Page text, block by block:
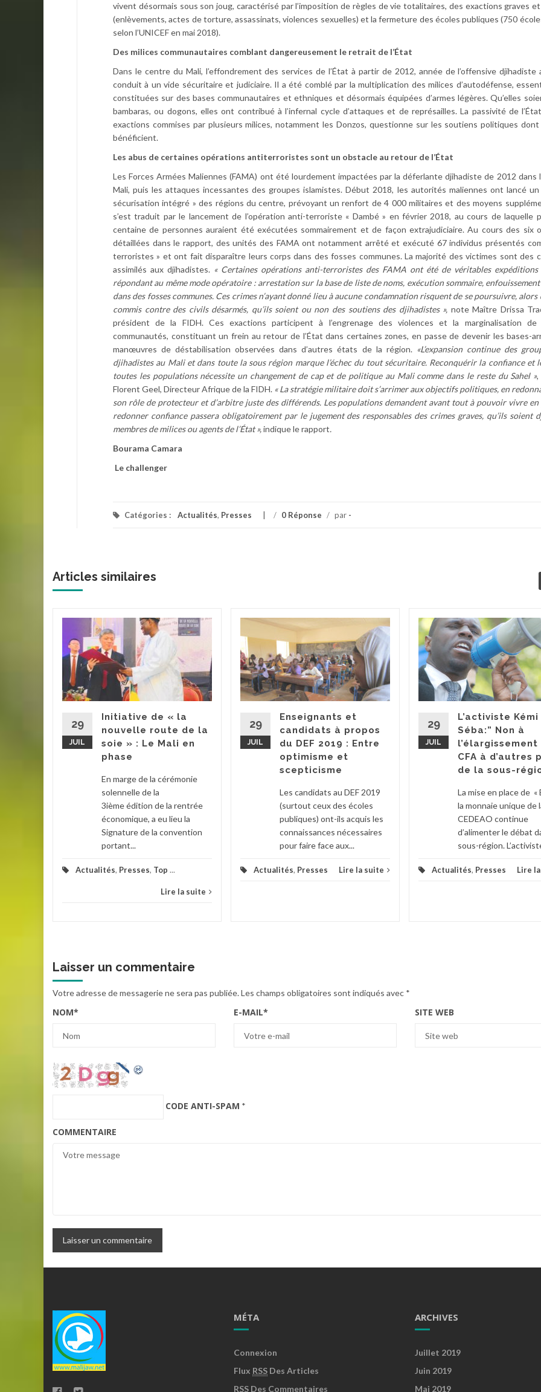
vivent désormais sous son joug, caractérisé par l’imposition de règles de vie totalitaires, des exactions graves
(enlèvements, actes de torture, assassinats, violences sexuelles) et la fermeture des écoles publiques (750
selon l’UNICEF en mai 2018).
Des milices communautaires comblant dangereusement le retrait de l’État
Dans le centre du Mali, l’effondrement des services de l’État à partir de 2012, année de l’offensive djihadiste
conduit à un vide sécuritaire et judiciaire. Il a été comblé par la multiplication des milices d’autodéfense,
constituées sur des bases communautaires et ethniques et désormais équipées d’armes légères. Qu’elles
bambaras, ou dogons, elles ont contribué à l’infernal cycle d’attaques et de représailles. La passivité de
exactions commises par plusieurs milices, notamment les Donzos, questionne sur les soutiens politiques
bénéficient.
Les abus de certaines opérations antiterroristes sont un obstacle au retour de l’État
Les Forces Armées Maliennes (FAMA) ont été lourdement impactées par la déferlante djihadiste de 2012 dans
Mali, puis les attaques incessantes des groupes islamistes. Début 2018, les autorités maliennes ont lancé un
sécurisation intégré » des régions du centre, prévoyant un renfort de 4 000 militaires et des moyens
s’est traduit par le lancement de l’opération anti-terroriste « Dambé » en février 2018, au cours de laquelle
centaine de personnes auraient été exécutées sommairement et de façon extrajudiciaire. Au cours des six
détaillées dans le rapport, des unités des FAMA ont notamment arrêté et exécuté 67 individus présentés
terroristes » et ont fait disparaître leurs corps dans des fosses communes. La majorité des victimes sont des
assimilés aux djihadistes. « Certaines opérations anti-terroristes des FAMA ont été de véritables expéditions
répondant au même mode opératoire : arrestation sur la base de liste de noms, exécution sommaire,
dans des fosses communes. Ces crimes n’ayant donné lieu à aucune condamnation risquent de se poursuivre, alors
commis contre des civils désarmés, qu’ils soient ou non des soutiens des djihadistes », note Maître Drissa
président de la FIDH. Ces exactions participent à l’engrenage des violences et la marginalisation de
communautés, constituant un frein au retour de l’État dans certaines zones, en passe de devenir les bases-
manœuvres de déstabilisation observées dans d’autres états de la région. «L’expansion continue des
djihadistes au Mali et dans toute la sous région marque l’échec du tout sécuritaire. Reconquérir la confiance et
toutes les populations nécessite un changement de cap et de politique au Mali comme dans le reste du Sahel »,
Florent Geel, Directeur Afrique de la FIDH. « La stratégie militaire doit s’arrimer aux objectifs politiques, en
son rôle de protecteur et d’arbitre juste des différends. Les populations demandent avant tout à pouvoir vivre en
redonner confiance passera obligatoirement par le jugement des responsables des crimes graves, qu’ils soient
membres de milices ou agents de l’État »,indique le rapport.
Bourama Camara
Le challenger
Catégories : Actualités, Presses / 0 Réponse / par -
Articles similaires
29
JUIL
Initiative de « la
nouvelle route de la
soie » : Le Mali en
phase
En marge de la cérémonie
solennelle de la
3ième édition de la rentrée
économique, a eu lieu la
Signature de la convention
portant...
Actualités, Presses, Top ...
Lire la suite
29
JUIL
Enseignants et
candidats à propos
du DEF 2019 : Entre
optimisme et
scepticisme
Les candidats au DEF 2019
(surtout ceux des écoles
publiques) ont-ils acquis les
connaissances nécessaires
pour faire face aux...
Actualités, Presses Lire la suite
29
JUIL
L’activiste Kémi
Séba:” Non à
l’élargissement
CFA à d’autres
de la sous-
La mise en place de «
la monnaie unique de
CEDEAO continue
d’alimenter le débat
sous-région.
Actualités, Presses Lire
Laisser un commentaire
Votre adresse de messagerie ne sera pas publiée.Les champs obligatoires sont indiqués avec *
NOM* E-MAIL* SITE WEB
CODE ANTI-SPAM *
COMMENTAIRE
MÉTA
Connexion
Flux RSS Des Articles
RSS Des Commentaires
ARCHIVES
Juillet 2019
Juin 2019
Mai 2019